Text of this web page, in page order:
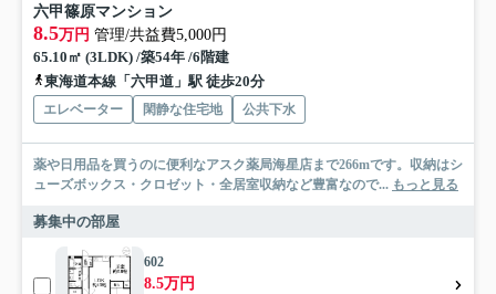
六甲篠原マンション
8.5万円 管理/共益費5,000円
65.10㎡ (3LDK) /築54年 /6階建
東海道本線「六甲道」駅 徒歩20分
エレベーター 閑静な住宅地 公共下水
薬や日用品を買うのに便利なアスク薬局海星店まで266mです。収納はシ
ューズボックス・クロゼット・全居室収納など豊富なので... もっと見る
募集中の部屋
602
8.5万円